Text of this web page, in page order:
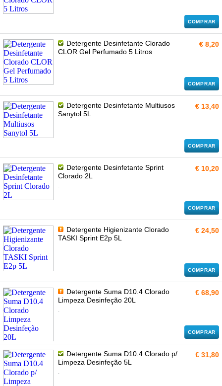
COMPRAR
Detergente Desinfetante Clorado
CLOR Gel Perfumado 5 Litros
€ 8,20
COMPRAR
Detergente Desinfetante Multiusos
Sanytol 5L
€ 13,40
COMPRAR
Detergente Desinfetante Sprint
Clorado 2L
.
€ 10,20
COMPRAR
Detergente Higienizante Clorado
TASKI Sprint E2p 5L
€ 24,50
COMPRAR
Detergente Suma D10.4 Clorado
Limpeza Desinfeção 20L
.
€ 68,90
COMPRAR
Detergente Suma D10.4 Clorado p/
Limpeza Desinfeção 5L
.
€ 31,80